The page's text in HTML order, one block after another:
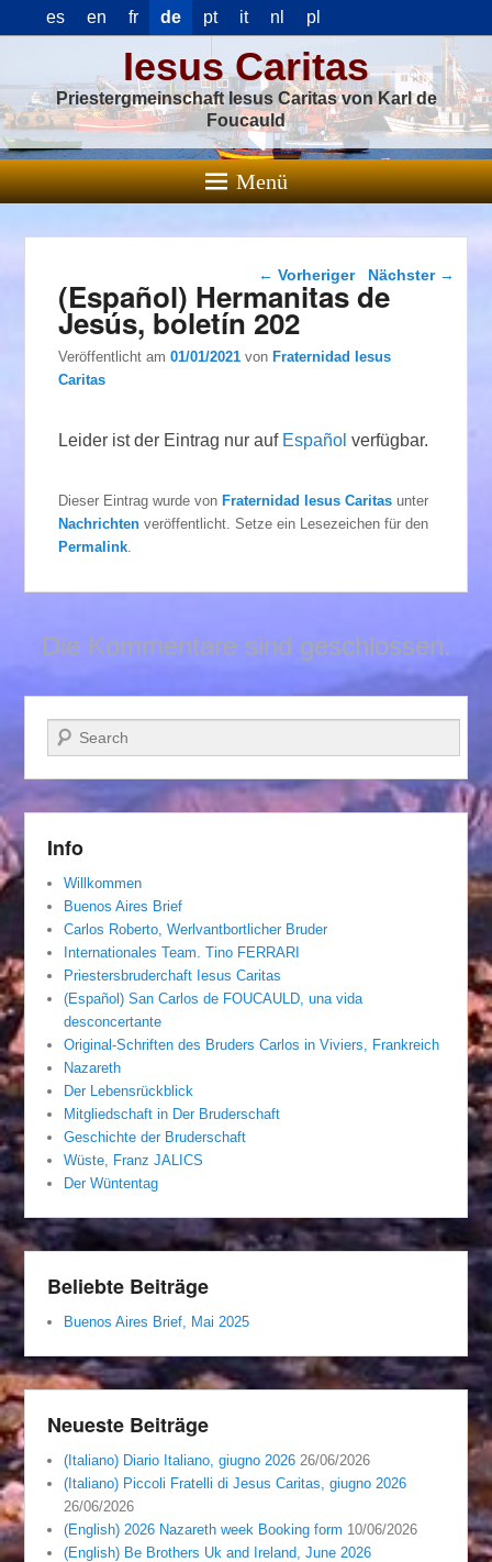
es en fr de pt it nl pl
Iesus Caritas
Priestergmeinschaft Iesus Caritas von Karl de
Foucauld
Menü
Beitragsnavigation
← Vorheriger Nächster →
(Español) Hermanitas de
Jesús, boletín 202
Veröffentlicht am01/01/2021 vonFraternidad Iesus
Caritas
Leider ist der Eintrag nur auf Español verfügbar.
Dieser Eintrag wurde vonFraternidad Iesus Caritas unter
Nachrichten veröffentlicht. Setze ein Lesezeichen für den
Permalink
Die Kommentare sind geschlossen.
Suchen
Info
Willkommen
Buenos Aires Brief
Carlos Roberto, Werlvantbortlicher Bruder
Internationales Team. Tino FERRARI
Priestersbruderchaft Iesus Caritas
(Español) San Carlos de FOUCAULD, una vida
desconcertante
Original-Schriften des Bruders Carlos in Viviers, Frankreich
Nazareth
Der Lebensrückblick
Mitgliedschaft in Der Bruderschaft
Geschichte der Bruderschaft
Wüste, Franz JALICS
Der Wüntentag
Beliebte Beiträge
Buenos Aires Brief, Mai 2025
Neueste Beiträge
(Italiano) Diario Italiano, giugno 2026 26/06/2026
(Italiano) Piccoli Fratelli di Jesus Caritas, giugno 2026
26/06/2026
(English) 2026 Nazareth week Booking form 10/06/2026
(English) Be Brothers Uk and Ireland, June 2026